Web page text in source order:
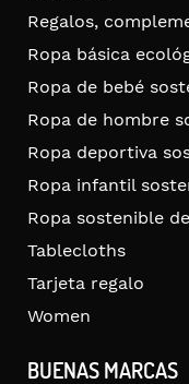
Regalos,
Ropa básica
Ropa de bebé
Ropa de hombre
Ropa deportiva
Ropa infantil
Ropa sostenible
Tablecloths
Tarjeta regalo
Women
BUENAS MARCAS